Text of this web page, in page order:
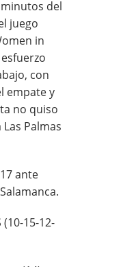
del
juego
in
con
empate y
no quiso
Palmas
ante
(10-15-12-